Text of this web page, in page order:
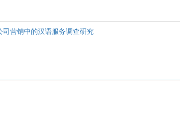
司营销中的汉语服务调查研究